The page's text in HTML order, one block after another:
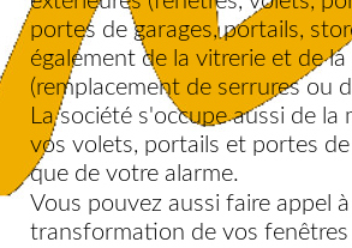
portes de garages, portails,
également de la vitrerie et de
(remplacement de serrures ou
La société s'occupe aussi de
vos volets, portails et portes de
que de votre alarme.
Vous pouvez aussi faire appel à
transformation de vos